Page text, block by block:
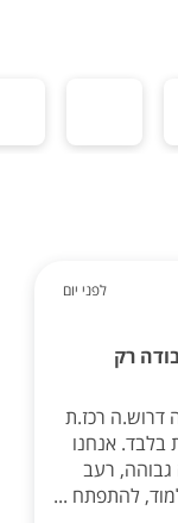
לפני יום
רק
דרוש.ה רכז.ת
בלבד. אנחנו
גבוהה, רעב
להתפתח ...